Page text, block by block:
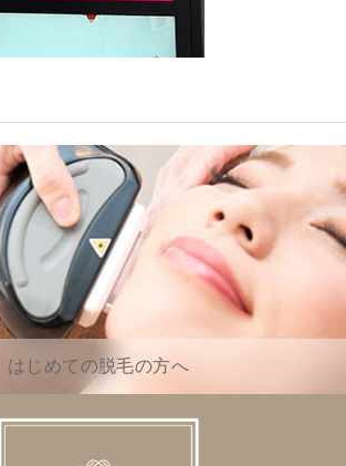
はじめての脱毛の方へ